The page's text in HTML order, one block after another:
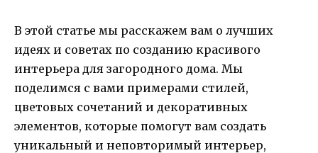
В этой статье мы расскажем вам о лучших
идеях и советах по созданию красивого
интерьера для загородного дома. Мы
поделимся с вами примерами стилей,
цветовых сочетаний и декоративных
элементов, которые помогут вам создать
уникальный и неповторимый интерьер,